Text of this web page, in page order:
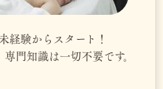
経験からスタート！
門知識は一切不要です。